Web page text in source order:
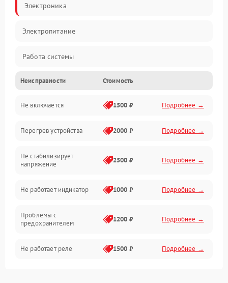
Электроника
Электропитание
Работа системы
Механические повреждения
Электронные компоненты
Механика
Корпус/Герметичность
Неисправности Стоимость
Не включается 1500 ₽ Подробнее →
Перегрев устройства 2000 ₽ Подробнее →
Не стабилизирует
напряжение
2500 ₽ Подробнее →
Не работает индикатор 1000 ₽ Подробнее →
Проблемы с
предохранителем
1200 ₽ Подробнее →
Не работает реле 1500 ₽ Подробнее →